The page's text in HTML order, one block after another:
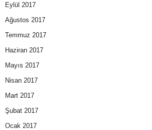
Eylül 2017
Ağustos 2017
Temmuz 2017
Haziran 2017
Mayıs 2017
Nisan 2017
Mart 2017
Şubat 2017
Ocak 2017